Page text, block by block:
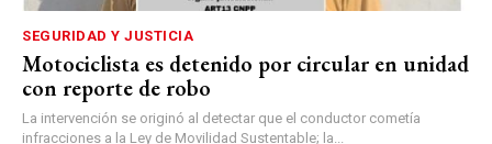
SEGURIDAD Y JUSTICIA
Motociclista es detenido por circular en unidad
con reporte de robo
La intervención se originó al detectar que el conductor cometía
infracciones a la Ley de Movilidad Sustentable; la...